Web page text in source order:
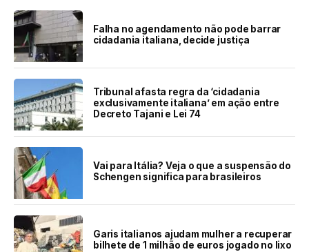
Falha no agendamento não pode barrar
cidadania italiana, decide justiça
Tribunal afasta regra da ‘cidadania
exclusivamente italiana’ em ação entre
Decreto Tajani e Lei 74
Vai para Itália? Veja o que a suspensão do
Schengen significa para brasileiros
Garis italianos ajudam mulher a recuperar
bilhete de 1 milhão de euros jogado no lixo